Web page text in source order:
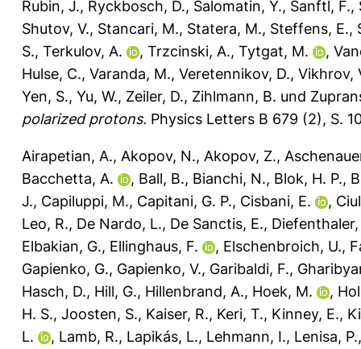
Rubin, J., Ryckbosch, D., Salomatin, Y., Sanftl, F.,
Shutov, V., Stancari, M., Statera, M., Steffens, E.,
S., Terkulov, A. , Trzcinski, A., Tytgat, M. ,
Hulse, C., Varanda, M., Veretennikov, D., Vikhrov,
Yen, S., Yu, W., Zeiler, D., Zihlmann, B. und
polarized protons. Physics Letters B 679 (2), S.
Airapetian, A., Akopov, N., Akopov, Z.,
Bacchetta, A.
, Ball, B., Bianchi, N., Blok, H. P.,
J., Capiluppi, M., Capitani, G. P., Cisbani, E. ,
Leo, R., De Nardo, L., De Sanctis, E.,
Elbakian, G., Ellinghaus, F. , Elschenbroich, U.,
Gapienko, G., Gapienko, V., Garibaldi, F.,
Hasch, D., Hill, G., Hillenbrand, A., Hoek, M. ,
H. S., Joosten, S., Kaiser, R., Keri, T., Kinney, E.,
L.
, Lamb, R., Lapikás, L., Lehmann, I., Lenisa, P.